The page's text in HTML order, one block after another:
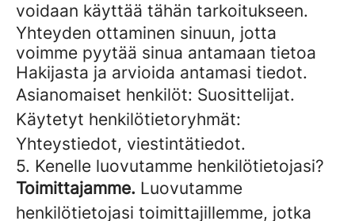
voidaan käyttää tähän tarkoitukseen.
Yhteyden ottaminen sinuun, jotta
voimme pyytää sinua antamaan tietoa
Hakijasta ja arvioida antamasi tiedot.
Asianomaiset henkilöt: Suosittelijat.
Käytetyt henkilötietoryhmät:
Yhteystiedot, viestintätiedot.
5. Kenelle luovutamme henkilötietojasi?
Toimittajamme. Luovutamme
henkilötietojasi toimittajillemme, jotka